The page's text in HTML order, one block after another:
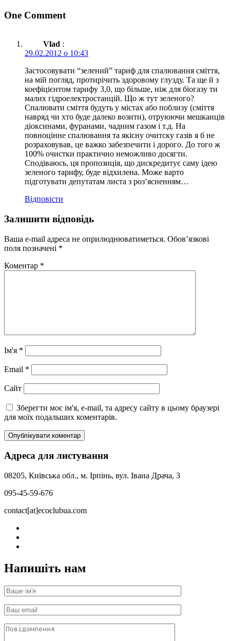
One Comment
Vlad :
29.02.2012 о 10:43
Застосовувати “зелений” тариф для спалювання сміття,
на мій погляд, протирічить здоровому глузду. Та ще й з
коефіцієнтом тарифу 3,0, що більше, ніж для біогазу ти
малих гідроелектростанцій. Що ж тут зеленого?
Спалювати сміття будуть у містах або поблизу (сміття
навряд чи хто буде далеко возити), отруюючи мешканців
діоксинами, фуранами, чадним газом і т.д. На
повноцінне спалювання та якісну очитску газів я б не
розраховував, це важко забезпечити і дорого. До того ж
100% очистки практично неможливо досягти.
Сподіваюсь, ця пропозиція, що дискредитує саму ідею
зеленого тарифу, буде відхилена. Може варто
підготувати депутатам листа з роз’ясненням…
Відповісти
Залишити відповідь
Ваша e-mail адреса не оприлюднюватиметься. Обов’язкові
поля позначені *
Коментар *
Ім'я *
Email *
Сайт
Зберегти моє ім'я, e-mail, та адресу сайту в цьому браузері
для моїх подальших коментарів.
Адреса для листування
08205, Київська обл., м. Ірпінь, вул. Івана Драча, 3
095-45-59-676
contact[at]ecoclubua.com
Напишіть нам